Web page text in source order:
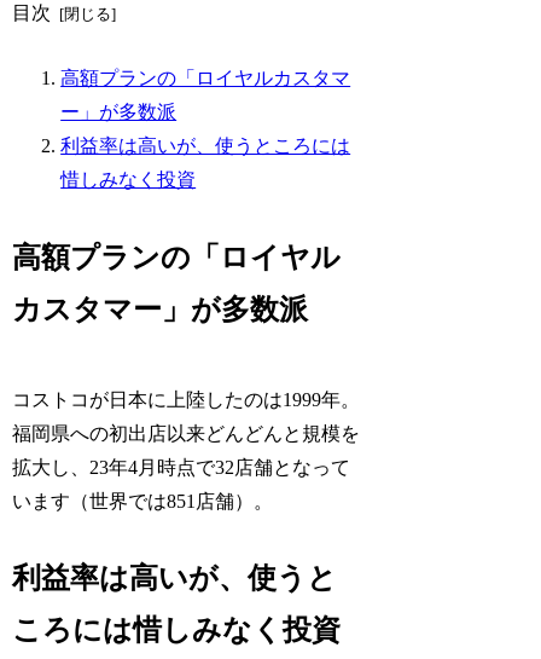
目次
高額プランの「ロイヤルカスタマ
ー」が多数派
利益率は高いが、使うところには
惜しみなく投資
高額プランの「ロイヤル
カスタマー」が多数派
コストコが日本に上陸したのは1999年。
福岡県への初出店以来どんどんと規模を
拡大し、23年4月時点で32店舗となって
います（世界では851店舗）。
利益率は高いが、使うと
ころには惜しみなく投資